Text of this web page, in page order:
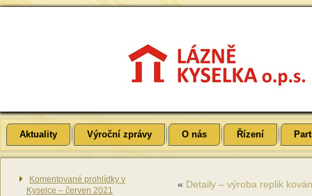
Aktuality Výroční zprávy O nás Řízení
Komentované prohlídky v
Kyselce – červen 2021
« Detaily – výroba replik